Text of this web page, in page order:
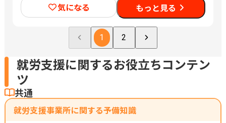
気になる もっと見る
1 2
就労支援に関するお役立ちコンテン
ツ
共通
就労支援事業所に関する予備知識